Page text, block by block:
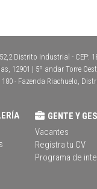
Distrito Industrial - CEP:
12901 | 5º andar Torre
- Fazenda Riachuelo,
GENTE Y
Vacantes
Registra tu CV
Programa de